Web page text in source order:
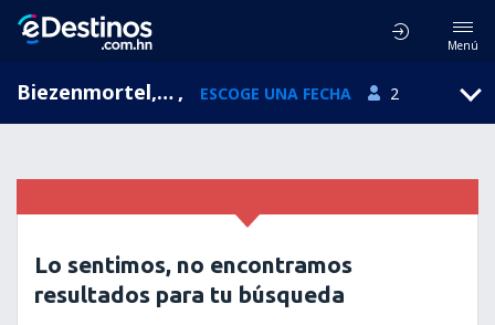
Menú
Biezenmortel, Brabante Septentrional, Holanda , ESCOGE UNA FECHA 2
Lo sentimos, no encontramos
resultados para tu búsqueda